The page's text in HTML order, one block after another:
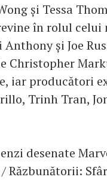
și Tessa
în rolul
și Joe
Christopher
iar producători
Trinh Tran,
desenate
/ Răzbunătorii: